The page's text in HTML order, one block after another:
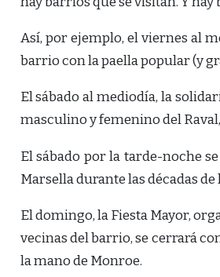
Así, por ejemplo, el viernes al
barrio con la paella popular (y
El sábado al mediodía, la
masculino y femenino del
El sábado por la tarde-noche
Marsella durante las décadas de
El domingo, la Fiesta Mayor,
vecinas del barrio, se cerrará
la mano de Monroe.